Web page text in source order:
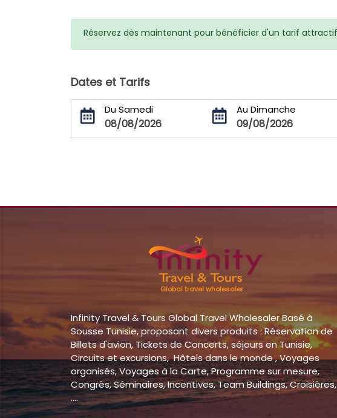
Réservez dès maintenant pour bénéficier d'un tarif
Dates et Tarifs
Du Samedi
08/08/2026
Au Dimanche
09/08/2026
Global travel wholesaler
Infinity Travel & Tours Global Travel Wholesaler Basé à
Sousse Tunisie, proposant divers produits : Réservation de
Billets d'avion, Tickets de Concerts, séjours en Tunisie,
Circuits et excursions, Hôtels dans le monde , Voyages
organisés, Voyages à la Carte, Programme sur mesure,
Congrès, Séminaires, Incentives, Team Buildings, Croisières,
....